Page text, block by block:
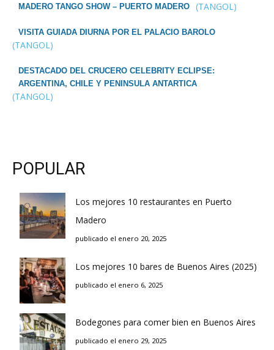
MADERO TANGO SHOW – PUERTO MADERO (TANGOL)
VISITA GUIADA DIURNA POR EL PALACIO BAROLO
(TANGOL)
DESTACADO DEL CRUCERO CELEBRITY ECLIPSE:
ARGENTINA, CHILE Y PENINSULA ANTARTICA
(TANGOL)
POPULAR
Los mejores 10 restaurantes en Puerto
Madero
publicado el enero 20, 2025
Los mejores 10 bares de Buenos Aires (2025)
publicado el enero 6, 2025
Bodegones para comer bien en Buenos Aires
publicado el enero 29, 2025